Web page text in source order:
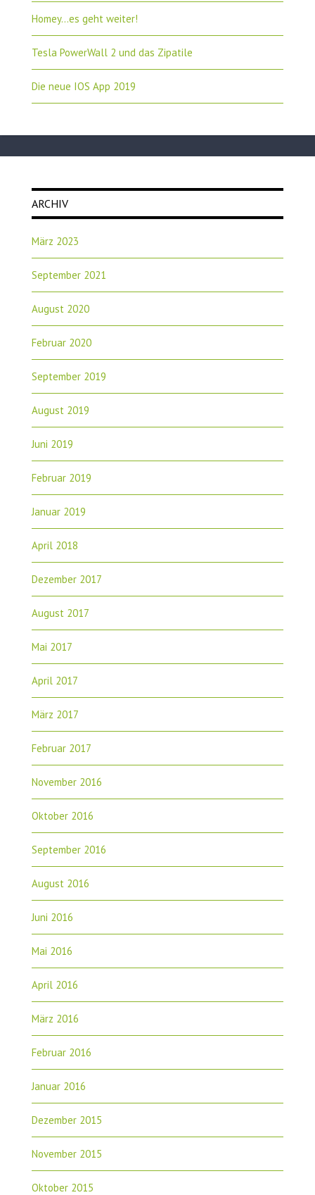
Homey…es geht weiter!
Tesla PowerWall 2 und das Zipatile
Die neue IOS App 2019
ARCHIV
März 2023
September 2021
August 2020
Februar 2020
September 2019
August 2019
Juni 2019
Februar 2019
Januar 2019
April 2018
Dezember 2017
August 2017
Mai 2017
April 2017
März 2017
Februar 2017
November 2016
Oktober 2016
September 2016
August 2016
Juni 2016
Mai 2016
April 2016
März 2016
Februar 2016
Januar 2016
Dezember 2015
November 2015
Oktober 2015